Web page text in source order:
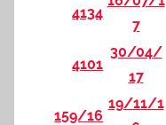
4134
7
4101
30/04/
17
159/16
19/11/1